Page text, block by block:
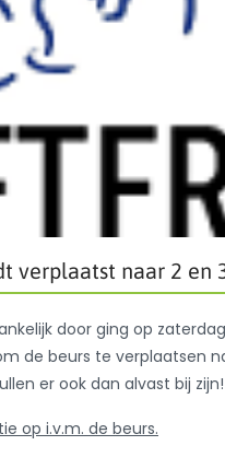
verplaatst naar 2 en
door ging op
de beurs te verplaatsen
er ook dan alvast bij zijn!
op i.v.m. de beurs.